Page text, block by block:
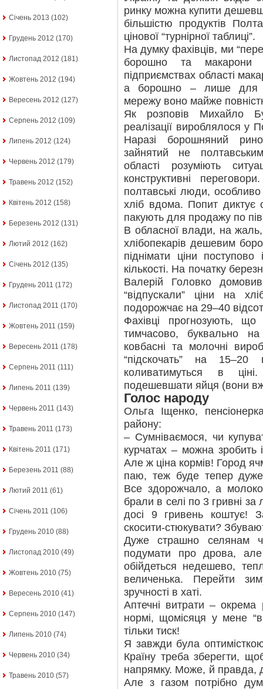
Січень 2013 (102)
Грудень 2012 (170)
Листопад 2012 (181)
Жовтень 2012 (194)
Вересень 2012 (127)
Серпень 2012 (109)
Липень 2012 (124)
Червень 2012 (179)
Травень 2012 (152)
Квітень 2012 (158)
Березень 2012 (131)
Лютий 2012 (162)
Січень 2012 (135)
Грудень 2011 (172)
Листопад 2011 (170)
Жовтень 2011 (159)
Вересень 2011 (178)
Серпень 2011 (111)
Липень 2011 (139)
Червень 2011 (143)
Травень 2011 (173)
Квітень 2011 (171)
Березень 2011 (88)
Лютий 2011 (61)
Січень 2011 (106)
Грудень 2010 (88)
Листопад 2010 (49)
Жовтень 2010 (75)
Вересень 2010 (41)
Серпень 2010 (147)
Липень 2010 (74)
Червень 2010 (34)
Травень 2010 (57)
ринку можна купити
більшістю продуктів
цінової “турнірної таблиці”.
На думку фахівців, ми
борошно та
підприємствах області
а борошно – лише для
мережу воно майже
Як розповів Михайло
реалізації вироблялося у
Наразі борошняний
зайнятий не
області розуміють
конструктивні
полтавські люди,
хліб вдома. Попит диктує
пакують для продажу по
В обласної влади, на
хлібопекарів дешевим
піднімати ціни
кількості. На початку
Валерій Головко
“відпускали” ціни на
подорожчає на 29–40
Фахівці прогнозують,
тимчасово, буквально
ковбасні та молочні
“підскочать” на 15–20
коливатимуться в
подешевшати яйця (вони
Голос народу
Ольга Іщенко,
району:
– Сумніваємося, чи
курчатах – можна зробить
Але ж ціна кормів! Город
паю, теж буде тепер
Все здорожчало, а молоко
брали в селі по 3 гривні за
досі 9 гривень коштує!
скосити-стюкувати?
Дуже страшно селянам
подумати про дрова,
обійдеться недешево,
величенька. Перейти
зручності в хаті.
Аптечні витрати –
нормі, щомісяця у мене
тільки тиск!
Я завжди була
Країну треба зберегти,
напрямку. Може, й правда,
Але з газом потрібно